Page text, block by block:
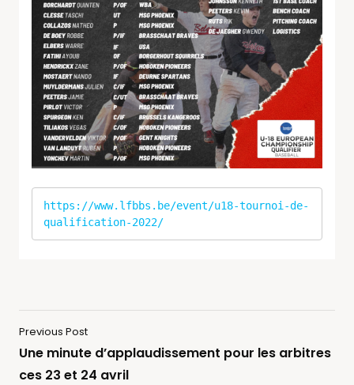
https://www.lfbbs.be/event/u18-tournoi-de-
qualification-2022/
Previous Post
Une minute d’applaudissement pour les arbitres
ces 23 et 24 avril